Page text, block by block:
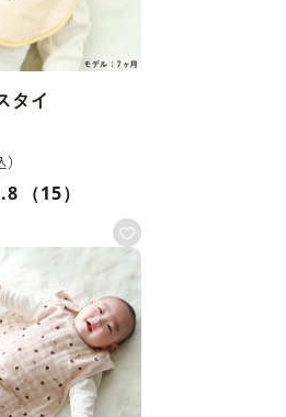
タイ
（15）